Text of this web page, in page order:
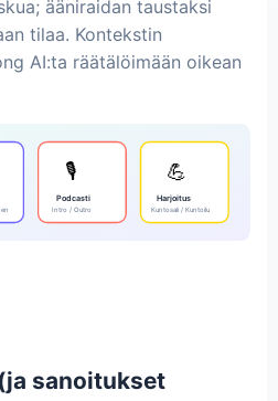
ääniraidan taustaksi
tilaa. Kontekstin
AI:ta räätälöimään oikean
🎙️
Podcasti
Intro / Outro
💪
Harjoitus
Kuntosali / Kuntoilu
sanoitukset